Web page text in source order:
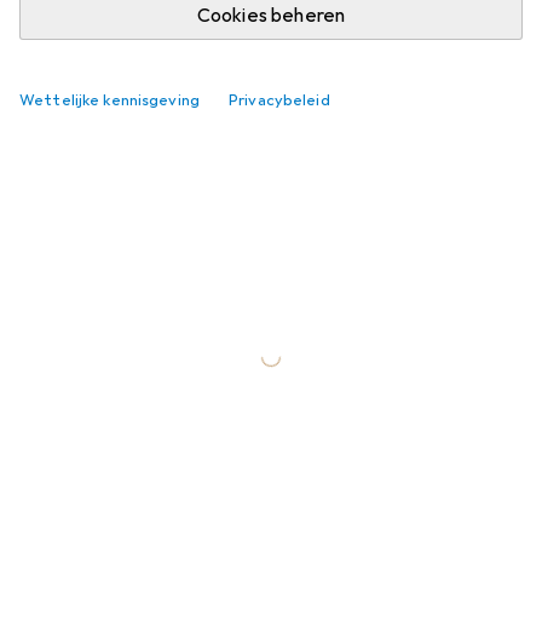
Cookies beheren
Wettelijke kennisgeving Privacybeleid